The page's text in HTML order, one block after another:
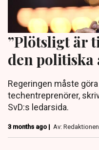
”Plötsligt är
den politiska
Regeringen måste
techentreprenörer,
SvD:s ledarsida.
3 months ago | Av: Redaktionen